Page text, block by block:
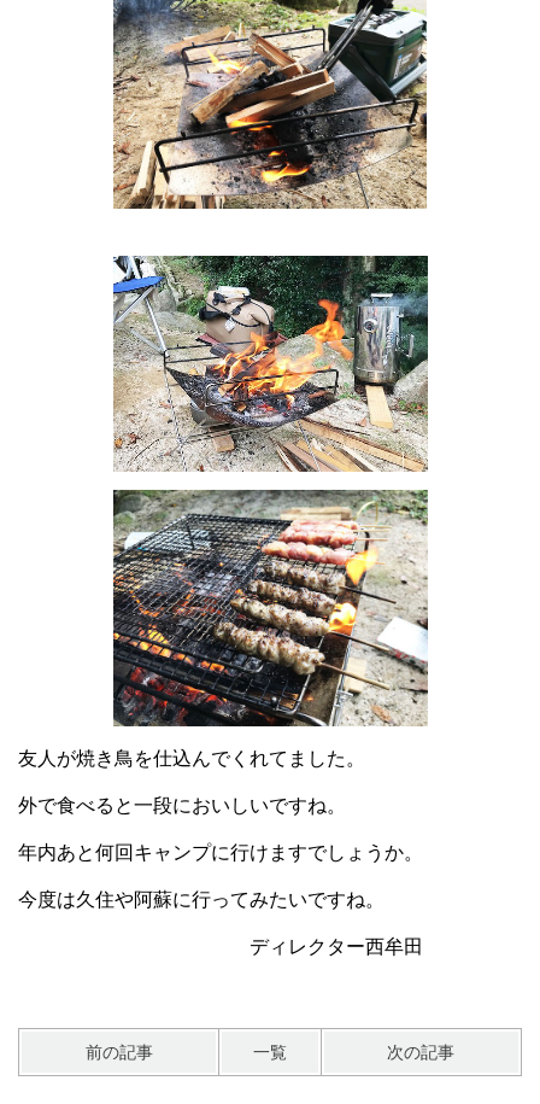
友人が焼き鳥を仕込んでくれてました。
外で食べると一段においしいですね。
年内あと何回キャンプに行けますでしょうか。
今度は久住や阿蘇に行ってみたいですね。
ディレクター西牟田
前の記事 一覧 次の記事